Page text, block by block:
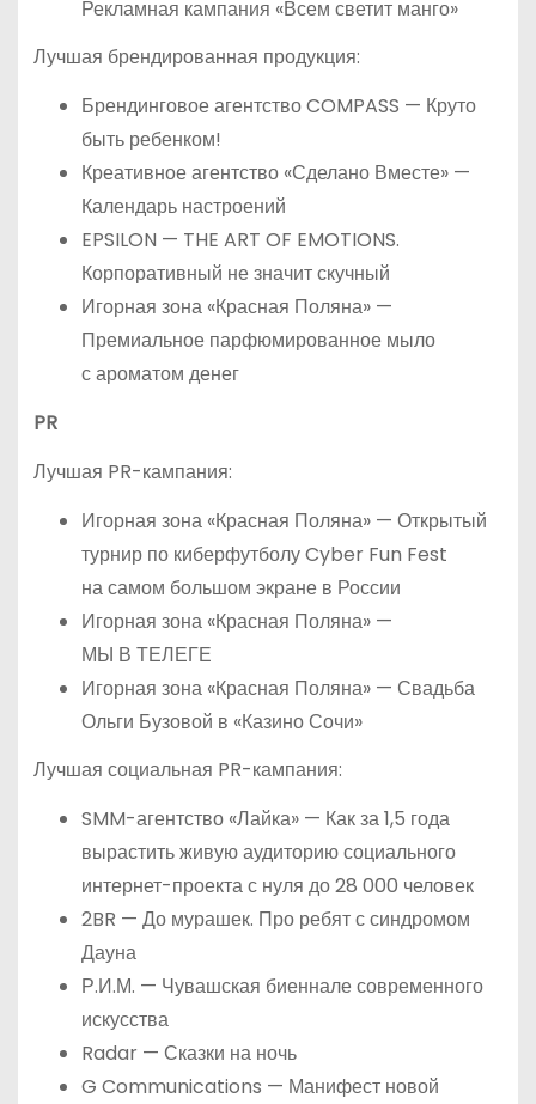
Рекламная кампания «Всем светит манго»
Лучшая брендированная продукция:
Брендинговое агентство COMPASS — Круто
быть ребенком!
Креативное агентство «Сделано Вместе» —
Календарь настроений
EPSILON — THE ART OF EMOTIONS.
Корпоративный не значит скучный
Игорная зона «Красная Поляна» —
Премиальное парфюмированное мыло
с ароматом денег
PR
Лучшая PR-кампания:
Игорная зона «Красная Поляна» — Открытый
турнир по киберфутболу Cyber Fun Fest
на самом большом экране в России
Игорная зона «Красная Поляна» —
МЫ В ТЕЛЕГЕ
Игорная зона «Красная Поляна» — Свадьба
Ольги Бузовой в «Казино Сочи»
Лучшая социальная PR-кампания:
SMM-агентство «Лайка» — Как за 1,5 года
вырастить живую аудиторию социального
интернет-проекта с нуля до 28 000 человек
2BR — До мурашек. Про ребят с синдромом
Дауна
Р.И.М. — Чувашская биеннале современного
искусства
Radar — Сказки на ночь
G Communications — Манифест новой